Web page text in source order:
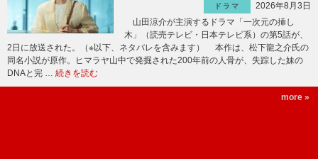
ドラマ
2026年8月3日
山田涼介が主演するドラマ「一次元の挿し
木」（読売テレビ・日本テレビ系）の第5話が、
2日に放送された。（※以下、ネタバレを含みます） 本作は、松下龍之介氏の
同名小説が原作。ヒマラヤ山中で発掘された200年前の人骨が、失踪した妹の
DNAと完 … 続きを読む
more »